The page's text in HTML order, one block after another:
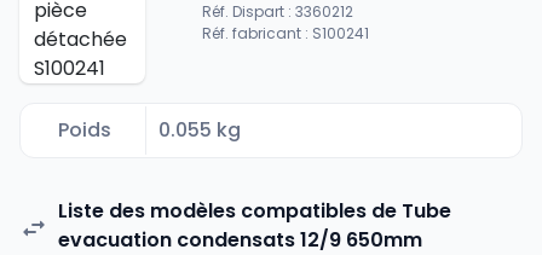
Réf. Dispart : 3360212
Réf. fabricant : S100241
Poids 0.055 kg
Liste des modèles compatibles de Tube
evacuation condensats 12/9 650mm